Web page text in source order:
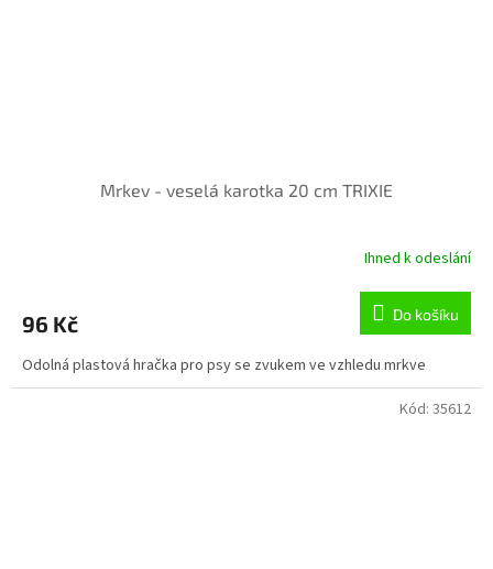
Mrkev - veselá karotka 20 cm TRIXIE
Ihned k odeslání
96 Kč Do košíku
Odolná plastová hračka pro psy se zvukem ve vzhledu mrkve
Kód: 35612